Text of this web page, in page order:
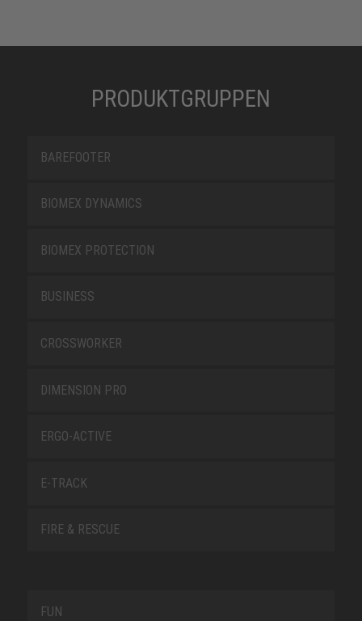
PRODUKTGRUPPEN
BAREFOOTER
BIOMEX DYNAMICS
BIOMEX PROTECTION
BUSINESS
CROSSWORKER
DIMENSION PRO
ERGO-ACTIVE
E-TRACK
FIRE & RESCUE
FUN